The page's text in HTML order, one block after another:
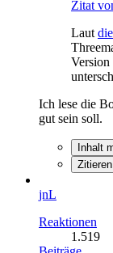
Zitat
Laut
Ich lese die
gut sein soll.
Inhalt
Zitieren
jnL
Reaktionen
1.519